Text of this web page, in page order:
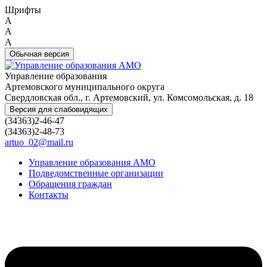
Шрифты
A
A
A
Обычная версия
Управление образования
Артемовского муниципального округа
Свердловская обл., г. Артемовский, ул. Комсомольская, д. 18
Версия для слабовидящих
(34363)2-46-47
(34363)2-48-73
artuo_02@mail.ru
Управление образования АМО
Подведомственные организации
Обращения граждан
Контакты